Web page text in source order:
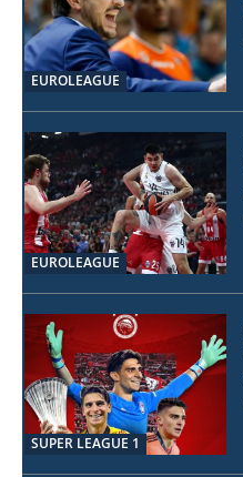
EUROLEAGUE
EUROLEAGUE
SUPER LEAGUE 1